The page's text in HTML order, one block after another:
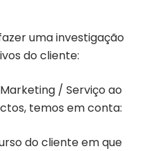
uma investigação
do cliente:
/ Serviço ao
temos em conta:
do cliente em que